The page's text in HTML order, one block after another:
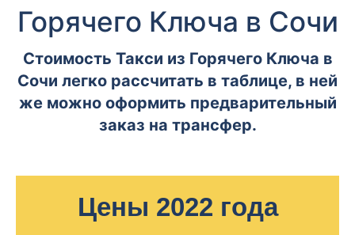
Горячего Ключа в Сочи
Стоимость Такси из Горячего Ключа в
Сочи легко рассчитать в таблице, в ней
же можно оформить предварительный
заказ на трансфер.
Цены 2022 года